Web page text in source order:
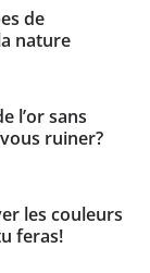
de
nature
l’or sans
ruiner?
les couleurs
feras!